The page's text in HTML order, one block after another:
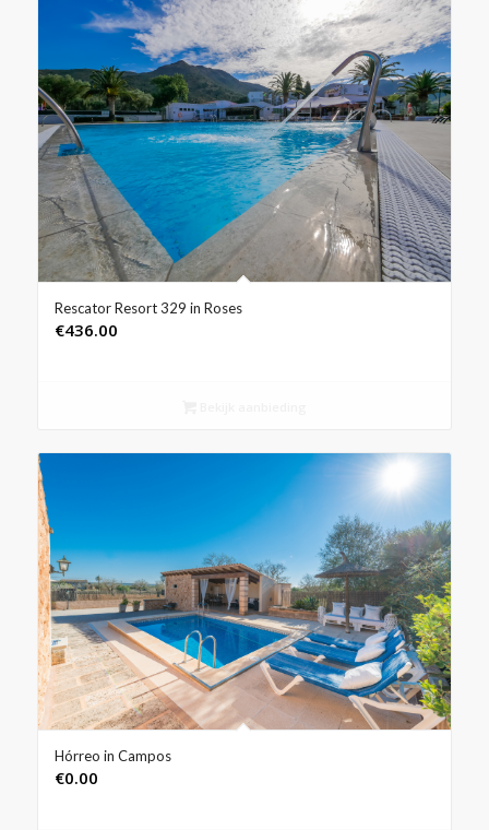
Rescator Resort 329 in Roses
€436.00
Hórreo in Campos
€0.00